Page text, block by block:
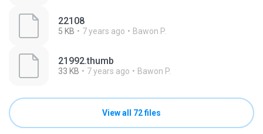
22108
5 KB 7 years ago Bawon P.
21992.thumb
33 KB 7 years ago Bawon P.
View all 72 files